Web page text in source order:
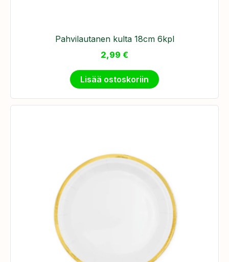
Pahvilautanen kulta 18cm 6kpl
2,99 €
Lisää ostoskoriin